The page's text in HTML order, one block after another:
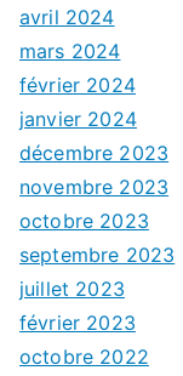
avril 2024
mars 2024
février 2024
janvier 2024
décembre 2023
novembre 2023
octobre 2023
septembre 2023
juillet 2023
février 2023
octobre 2022